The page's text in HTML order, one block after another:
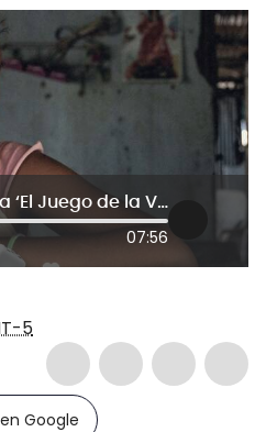
Así es la película ‘El Juego de la Vida’, una radiografía de la desigualdad social en Colombia
07:56
5
Google